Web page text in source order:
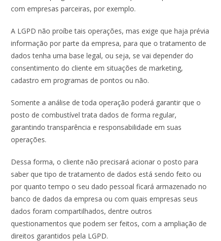
com empresas parceiras, por exemplo.
A LGPD não proíbe tais operações, mas exige que haja prévia
informação por parte da empresa, para que o tratamento de
dados tenha uma base legal, ou seja, se vai depender do
consentimento do cliente em situações de marketing,
cadastro em programas de pontos ou não.
Somente a análise de toda operação poderá garantir que o
posto de combustível trata dados de forma regular,
garantindo transparência e responsabilidade em suas
operações.
Dessa forma, o cliente não precisará acionar o posto para
saber que tipo de tratamento de dados está sendo feito ou
por quanto tempo o seu dado pessoal ficará armazenado no
banco de dados da empresa ou com quais empresas seus
dados foram compartilhados, dentre outros
questionamentos que podem ser feitos, com a ampliação de
direitos garantidos pela LGPD.